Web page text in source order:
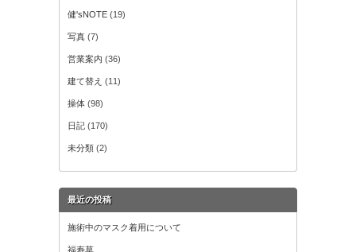
健'sNOTE (19)
写真 (7)
営業案内 (36)
建て替え (11)
操体 (98)
日記 (170)
未分類 (2)
最近の投稿
施術中のマスク着用について
福寿草